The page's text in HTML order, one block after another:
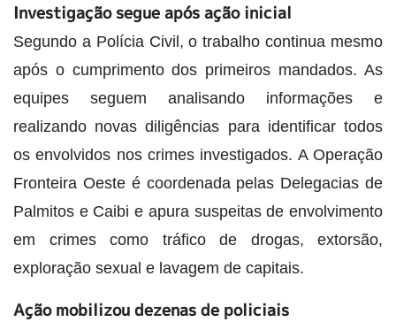
Investigação segue após ação inicial
Segundo a Polícia Civil, o trabalho continua mesmo
após o cumprimento dos primeiros mandados. As
equipes seguem analisando informações e
realizando novas diligências para identificar todos
os envolvidos nos crimes investigados. A Operação
Fronteira Oeste é coordenada pelas Delegacias de
Palmitos e Caibi e apura suspeitas de envolvimento
em crimes como tráfico de drogas, extorsão,
exploração sexual e lavagem de capitais.
Ação mobilizou dezenas de policiais